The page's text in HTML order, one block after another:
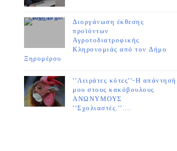
Διοργάνωση έκθεσης
προϊόντων
Αγροτοδιατροφικής
Κληρονομιάς από τον Δήμο
Ξηρομέρου
''Λειράτες κότες''-Η απάντησή
μου στους κακόβουλους
ΑΝΩΝΥΜΟΥΣ
''Σχολιαστές.''....